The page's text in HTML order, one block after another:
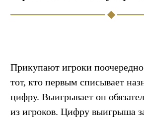
Прикупают игроки
тот, кто первым списывает
цифру. Выигрывает он
из игроков. Цифру выигрыша